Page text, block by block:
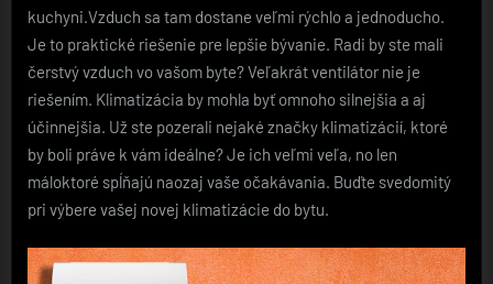
kuchyni.Vzduch sa tam dostane veľmi rýchlo a jednoducho.
Je to praktické riešenie pre lepšie bývanie. Radi by ste mali
čerstvý vzduch vo vašom byte? Veľakrát ventilátor nie je
riešením. Klimatizácia by mohla byť omnoho silnejšia a aj
účinnejšia. Už ste pozerali nejaké značky klimatizácií, ktoré
by boli práve k vám ideálne? Je ich veľmi veľa, no len
máloktoré spĺňajú naozaj vaše očakávania. Buďte svedomitý
pri výbere vašej novej klimatizácie do bytu.